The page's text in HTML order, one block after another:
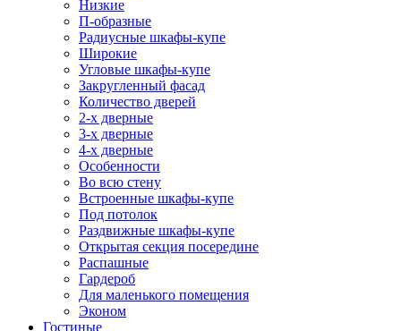
Низкие
П-образные
Радиусные шкафы-купе
Широкие
Угловые шкафы-купе
Закругленный фасад
Количество дверей
2-х дверные
3-х дверные
4-х дверные
Особенности
Во всю стену
Встроенные шкафы-купе
Под потолок
Раздвижные шкафы-купе
Открытая секция посередине
Распашные
Гардероб
Для маленького помещения
Эконом
Гостиные